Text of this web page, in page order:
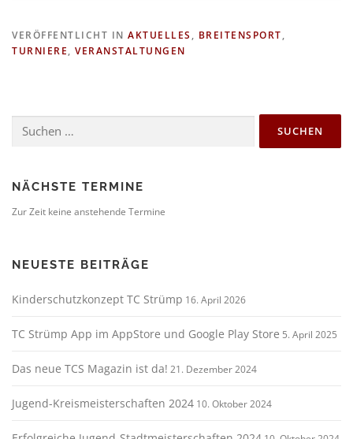
VERÖFFENTLICHT IN AKTUELLES , BREITENSPORT,
TURNIERE, VERANSTALTUNGEN
nach:
NÄCHSTE TERMINE
Zur Zeit keine anstehende Termine
NEUESTE BEITRÄGE
Kinderschutzkonzept TC Strümp 16. April 2026
TC Strümp App im AppStore und Google Play Store 5. April 2025
Das neue TCS Magazin ist da! 21. Dezember 2024
Jugend-Kreismeisterschaften 2024 10. Oktober 2024